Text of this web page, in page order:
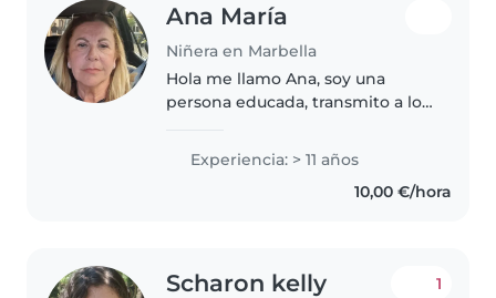
Ana María
Niñera en Marbella
Hola me llamo Ana, soy una
persona educada, transmito a los
confianza. Me gusta cuidar a los
niños, soy responsable. Tengo
experiencia en cuidar a niños
Experiencia: > 11 años
10,00 €/hora
Scharon kelly 1